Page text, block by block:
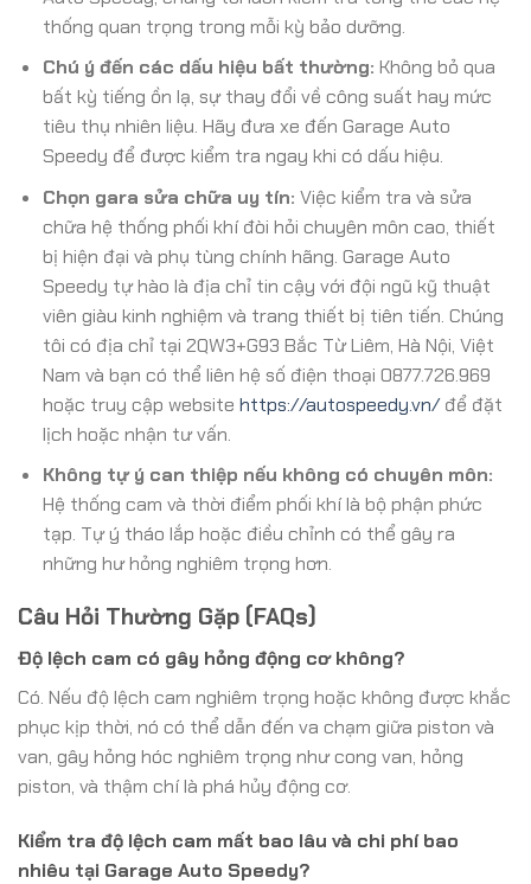
thống quan trọng trong mỗi kỳ bảo dưỡng.
Chú ý đến các dấu hiệu bất thường: Không bỏ qua
bất kỳ tiếng ồn lạ, sự thay đổi về công suất hay mức
tiêu thụ nhiên liệu. Hãy đưa xe đến Garage Auto
Speedy để được kiểm tra ngay khi có dấu hiệu.
Chọn gara sửa chữa uy tín: Việc kiểm tra và sửa
chữa hệ thống phối khí đòi hỏi chuyên môn cao, thiết
bị hiện đại và phụ tùng chính hãng. Garage Auto
Speedy tự hào là địa chỉ tin cậy với đội ngũ kỹ thuật
viên giàu kinh nghiệm và trang thiết bị tiên tiến. Chúng
tôi có địa chỉ tại 2QW3+G93 Bắc Từ Liêm, Hà Nội, Việt
Nam và bạn có thể liên hệ số điện thoại 0877.726.969
hoặc truy cập website https://autospeedy.vn/để đặt
lịch hoặc nhận tư vấn.
Không tự ý can thiệp nếu không có chuyên môn:
Hệ thống cam và thời điểm phối khí là bộ phận phức
tạp. Tự ý tháo lắp hoặc điều chỉnh có thể gây ra
những hư hỏng nghiêm trọng hơn.
Câu Hỏi Thường Gặp (FAQs)
Độ lệch cam có gây hỏng động cơ không?
Có. Nếu độ lệch cam nghiêm trọng hoặc không được khắc
phục kịp thời, nó có thể dẫn đến va chạm giữa piston và
van, gây hỏng hóc nghiêm trọng như cong van, hỏng
piston, và thậm chí là phá hủy động cơ.
Kiểm tra độ lệch cam mất bao lâu và chi phí bao
nhiêu tại Garage Auto Speedy?